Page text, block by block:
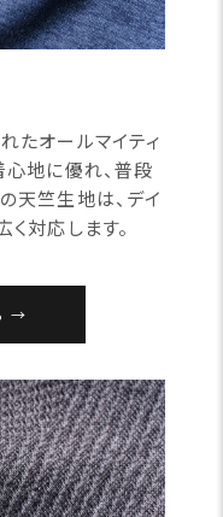
たオールマイティ
心地に優れ、普段
天竺生地は、デイ
対応します。